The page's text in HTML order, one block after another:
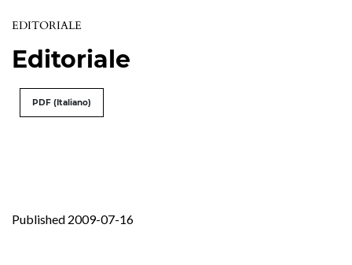
EDITORIALE
Editoriale
PDF (Italiano)
Published 2009-07-16